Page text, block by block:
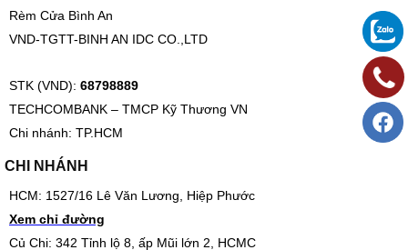
Rèm Cửa Bình An
VND-TGTT-BINH AN IDC CO.,LTD
STK (VND): 68798889
TECHCOMBANK – TMCP Kỹ Thương VN
Chi nhánh: TP.HCM
CHI NHÁNH
HCM: 1527/16 Lê Văn Lương, Hiệp Phước
Xem chỉ đường
Củ Chi: 342 Tỉnh lộ 8, ấp Mũi lớn 2, HCMC